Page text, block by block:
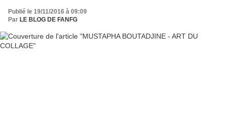
Publié le 19/11/2016 à 09:09
Par LE BLOG DE FANFG